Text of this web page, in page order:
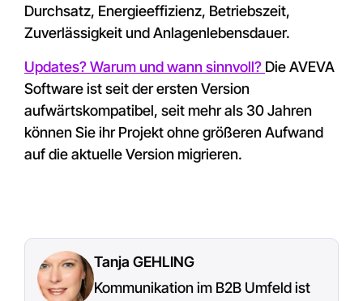
Durchsatz, Energieeffizienz, Betriebszeit,
Zuverlässigkeit und Anlagenlebensdauer.
Updates? Warum und wann sinnvoll? Die AVEVA
Software ist seit der ersten Version
aufwärtskompatibel, seit mehr als 30 Jahren
können Sie ihr Projekt ohne größeren Aufwand
auf die aktuelle Version migrieren.
Tanja GEHLING
Kommunikation im B2B Umfeld ist